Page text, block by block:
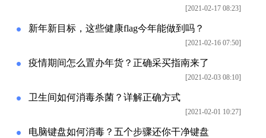
[2021-02-17 08:23]
新年新目标，这些健康flag今年能做到吗？
[2021-02-16 07:50]
疫情期间怎么置办年货？正确采买指南来了
[2021-02-03 08:10]
卫生间如何消毒杀菌？详解正确方式
[2021-02-01 10:27]
电脑键盘如何消毒？五个步骤还你干净键盘